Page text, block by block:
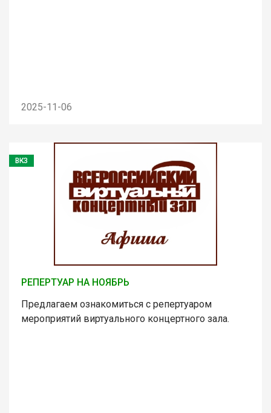
2025-11-06
ВКЗ
РЕПЕРТУАР НА НОЯБРЬ
Предлагаем ознакомиться с репертуаром
мероприятий виртуального концертного зала.